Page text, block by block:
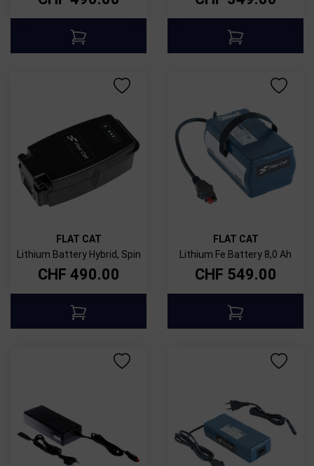
FLAT CAT
Lithium Battery Hybrid, Spin
CHF 490.00
FLAT CAT
Lithium Fe Battery 8,0 Ah
CHF 549.00